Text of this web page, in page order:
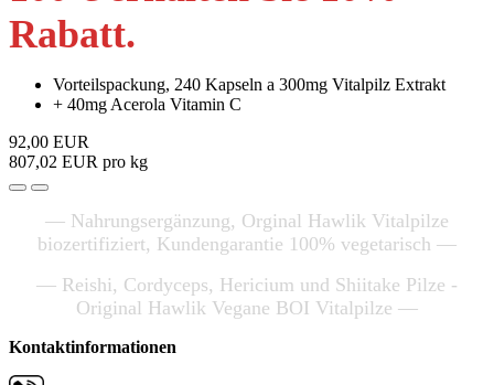
Rabatt.
Vorteilspackung, 240 Kapseln a 300mg Vitalpilz Extrakt
+ 40mg Acerola Vitamin C
92,00 EUR
807,02 EUR pro kg
— Nahrungsergänzung, Orginal Hawlik Vitalpilze
biozertifiziert, Kundengarantie 100% vegetarisch —
— Reishi, Cordyceps, Hericium und Shiitake Pilze -
Original Hawlik Vegane BOI Vitalpilze —
Kontaktinformationen